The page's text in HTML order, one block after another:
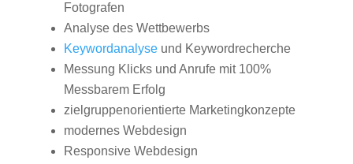
Fotografen
Analyse des Wettbewerbs
Keywordanalyseund Keywordrecherche
Messung Klicks und Anrufe mit 100%
Messbarem Erfolg
zielgruppenorientierte Marketingkonzepte
modernes Webdesign
Responsive Webdesign